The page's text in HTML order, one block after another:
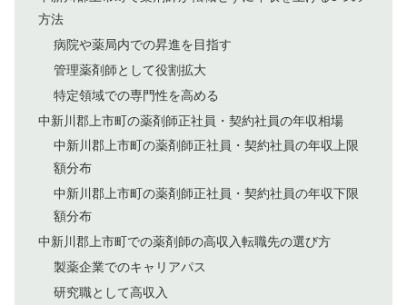
方法
病院や薬局内での昇進を目指す
管理薬剤師として役割拡大
特定領域での専門性を高める
中新川郡上市町の薬剤師正社員・契約社員の年収相場
中新川郡上市町の薬剤師正社員・契約社員の年収上限
額分布
中新川郡上市町の薬剤師正社員・契約社員の年収下限
額分布
中新川郡上市町での薬剤師の高収入転職先の選び方
製薬企業でのキャリアパス
研究職として高収入